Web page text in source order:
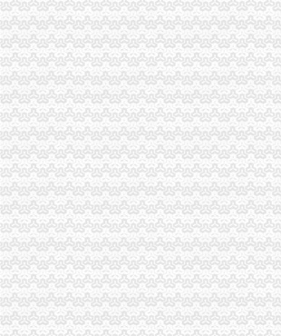
【重庆市渝中区石油路街道虎头岩社区居民委员会】
渝中区虎头岩隧道口一汽车着火扑救及时未造员伤亡-
重庆天地公司注销
【多图】重庆天地雍江翠湖精装两房户型方正视野无
瑞安房地产47亿元向万科（02202）出售重庆天地项
12月31日影响沪深两市上市公司股价公告速递-期指
重庆正川包装材料股份有限公司开具给福安业集团庆
地产业“冰火两重天”-搜狐财经
重庆天地合家装流程-家居装修资讯网
2月13日晚间深市主板公告一览-股票频道-和讯网
重庆市乾方天地科贸有限公司食品分厂_【信用信息_
重庆天地和装饰豪装不豪价高品质装修决定品牌价值
盐城驾驶证就近年审有“条件”_江苏各地_新闻_腾讯网
两路口公司注销
【重庆两路口公司业务招聘网_公司业务招聘信息】-
明天起文化两路口封闭施工请市民选择绕行-市场-常
两路口火锅店2017新招聘信息_电话_地址-58企业名录